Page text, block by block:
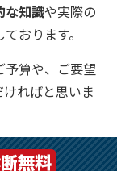
な知識や実際の
おります。
算や、ご要望
ればと思いま